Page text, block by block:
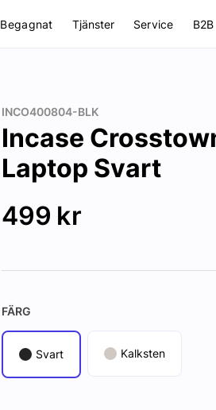
Begagnat Tjänster Service B2B
INCO400804-BLK
Incase
Laptop Svart
499 kr
FÄRG
Svart Kalksten